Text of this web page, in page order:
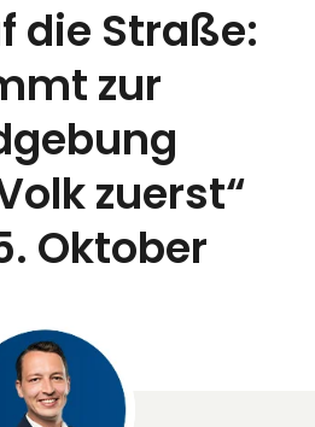
die Straße:
zur
zuerst“
Oktober